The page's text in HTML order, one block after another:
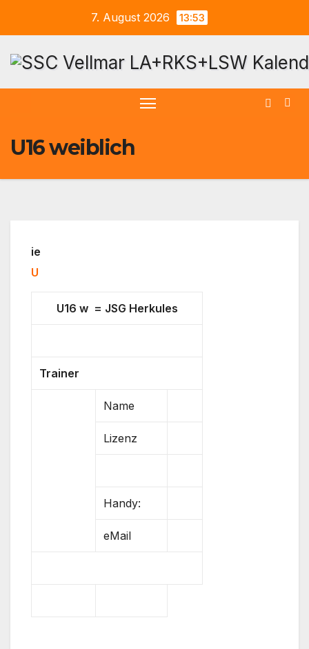
7. August 2026 13:53
U16 weiblich
ie
U
U16 w = JSG Herkules
Trainer
Name
Lizenz
Handy:
eMail